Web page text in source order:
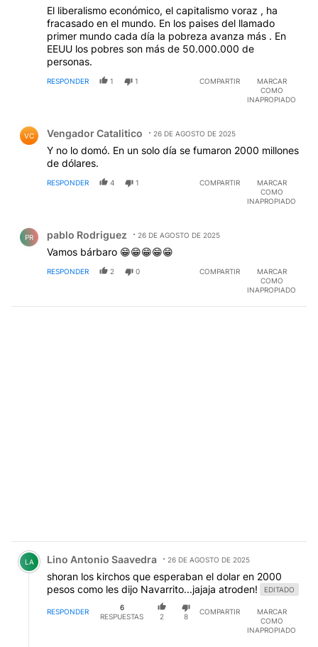
El liberalismo económico, el capitalismo voraz , ha
fracasado en el mundo. En los paises del llamado
primer mundo cada día la pobreza avanza más . En
EEUU los pobres son más de 50.000.000 de
personas.
RESPONDER 1 1 COMPARTIR
MARCAR
COMO
INAPROPIADO
VC Vengador Catalitico 26 DE AGOSTO DE 2025
Y no lo domó. En un solo día se fumaron 2000 millones
de dólares.
RESPONDER 4 1 COMPARTIR
MARCAR
COMO
INAPROPIADO
PR pablo Rodriguez 26 DE AGOSTO DE 2025
Vamos bárbaro 😁😁😁😁😁
RESPONDER 2 0 COMPARTIR
MARCAR
COMO
INAPROPIADO
Comentario de Lino Antonio Saavedra.
LA Lino Antonio Saavedra 26 DE AGOSTO DE 2025
shoran los kirchos que esperaban el dolar en 2000
pesos como les dijo Navarrito...jajaja atroden!
EDITADO
RESPONDER
6
RESPUESTAS
2 8
COMPARTIR
MARCAR
COMO
INAPROPIADO